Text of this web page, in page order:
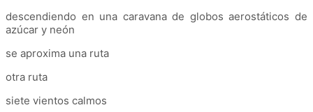
descendiendo en una caravana de globos aerostáticos de
azúcar y neón
se aproxima una ruta
otra ruta
siete vientos calmos